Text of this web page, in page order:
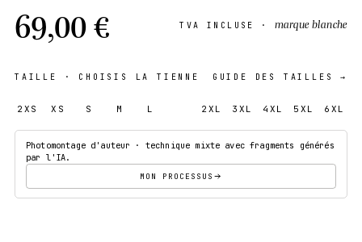
69,00 € TVA INCLUSE · marque blanche
TAILLE · CHOISIS LA TIENNE GUIDE DES TAILLES →
2XS XS S M L 2XL 3XL 4XL 5XL 6XL
Photomontage d'auteur · technique mixte avec fragments générés
par l'IA.
MON PROCESSUS